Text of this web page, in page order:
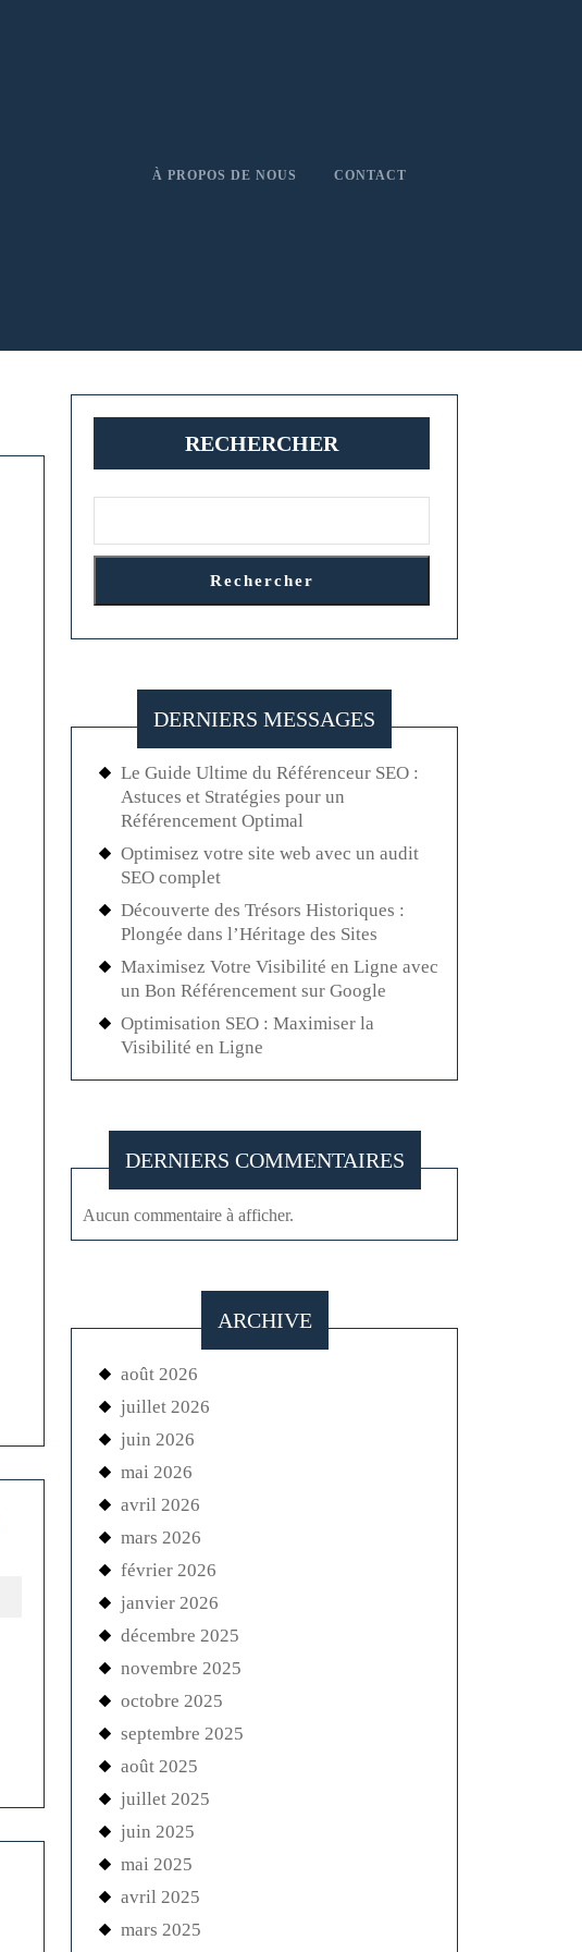
À PROPOS DE NOUS CONTACT
RECHERCHER
Rechercher
DERNIERS MESSAGES
Le Guide Ultime du Référenceur SEO :
Astuces et Stratégies pour un
Référencement Optimal
Optimisez votre site web avec un audit
SEO complet
Découverte des Trésors Historiques :
Plongée dans l’Héritage des Sites
Maximisez Votre Visibilité en Ligne avec
un Bon Référencement sur Google
Optimisation SEO : Maximiser la
Visibilité en Ligne
DERNIERS COMMENTAIRES
Aucun commentaire à afficher.
ARCHIVE
août 2026
juillet 2026
juin 2026
mai 2026
avril 2026
mars 2026
février 2026
janvier 2026
décembre 2025
novembre 2025
octobre 2025
septembre 2025
août 2025
juillet 2025
juin 2025
mai 2025
avril 2025
mars 2025